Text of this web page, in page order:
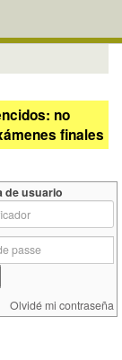
no
finales
de usuario
Olvidé mi contraseña